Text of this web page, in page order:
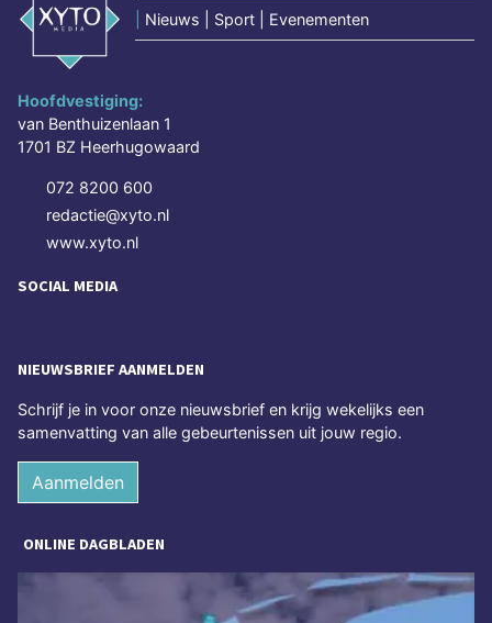
Nieuws | Sport | Evenementen
Hoofdvestiging:
van Benthuizenlaan 1
1701 BZ Heerhugowaard
072 8200 600
redactie@xyto.nl
www.xyto.nl
SOCIAL MEDIA
NIEUWSBRIEF AANMELDEN
Schrijf je in voor onze nieuwsbrief en krijg wekelijks een
samenvatting van alle gebeurtenissen uit jouw regio.
Aanmelden
ONLINE DAGBLADEN